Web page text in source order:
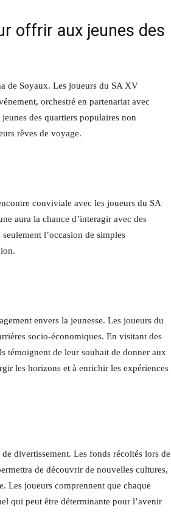
offrir aux jeunes des
de Soyaux. Les joueurs du SA XV
orchestré en partenariat avec
des quartiers populaires non
rêves de voyage.
conviviale avec les joueurs du SA
aura la chance d’interagir avec des
l’occasion de simples
envers la jeunesse. Les joueurs du
socio-économiques. En visitant des
témoignent de leur souhait de donner aux
les horizons et à enrichir les expériences
divertissement. Les fonds récoltés lors de
de découvrir de nouvelles cultures,
Les joueurs comprennent que chaque
qui peut être déterminante pour l’avenir